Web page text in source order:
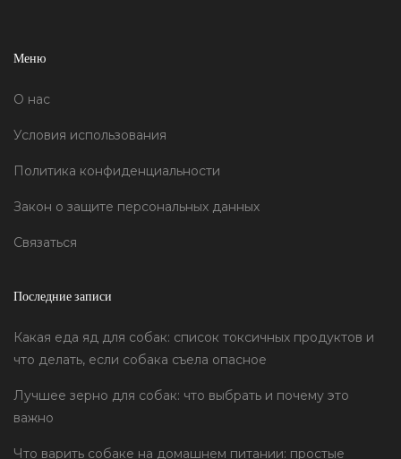
Меню
О нас
Условия использования
Политика конфиденциальности
Закон о защите персональных данных
Связаться
Последние записи
Какая еда яд для собак: список токсичных продуктов и
что делать, если собака съела опасное
Лучшее зерно для собак: что выбрать и почему это
важно
Что варить собаке на домашнем питании: простые